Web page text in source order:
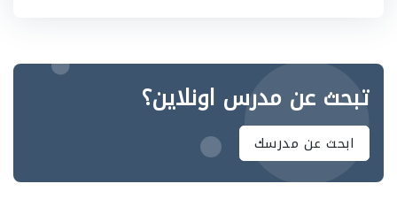
تبحث عن مدرس اونلاين؟
ابحث عن مدرسك